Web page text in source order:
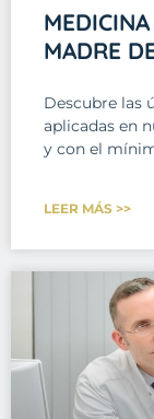
MADRE
Descubre las
aplicadas en
y con el
LEER MÁS >>